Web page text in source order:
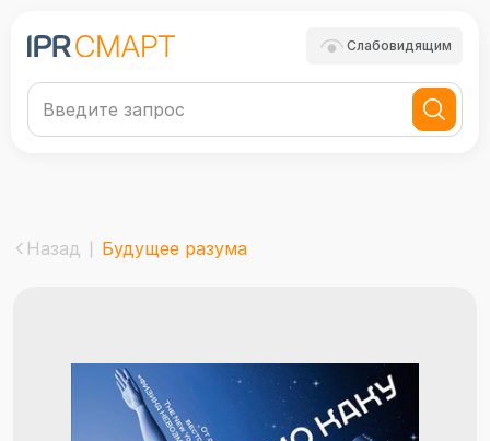
Слабовидящим
Назад Будущее разума